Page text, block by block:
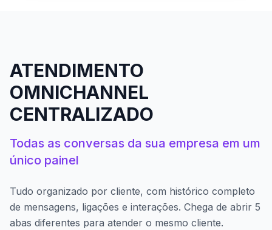
ATENDIMENTO
OMNICHANNEL
CENTRALIZADO
Todas as conversas da sua empresa em um
único painel
Tudo organizado por cliente, com histórico completo
de mensagens, ligações e interações. Chega de abrir 5
abas diferentes para atender o mesmo cliente.